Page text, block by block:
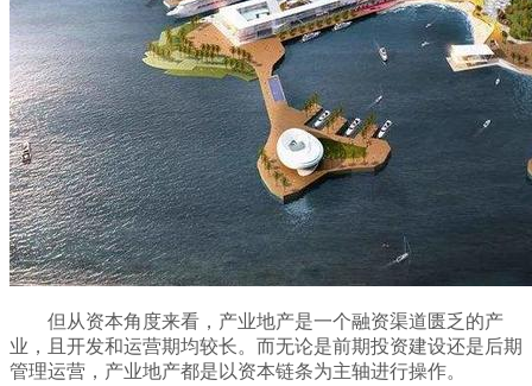
但从资本角度来看，产业地产是一个融资渠道匮乏的产
业，且开发和运营期均较长。而无论是前期投资建设还是后期
管理运营，产业地产都是以资本链条为主轴进行操作。